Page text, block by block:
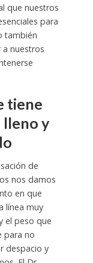
que nuestros
para
también
a nuestros
tiene
lleno y
de
nos damos
en que
línea muy
el peso que
para no
despacio y